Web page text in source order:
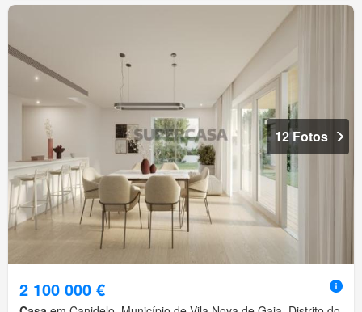
12 Fotos
2 100 000 €